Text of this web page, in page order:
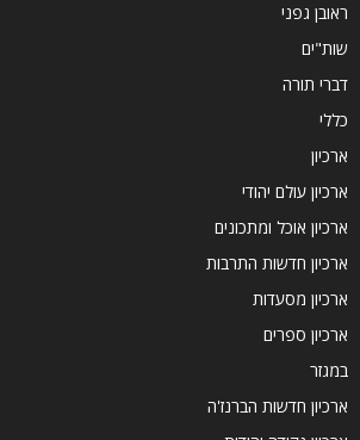
ראובן גפני
שות"ים
דברי תורה
כללי
ארכיון
ארכיון עולם יהודי
ארכיון אוכל ומתכונים
ארכיון חדשות התרבות
ארכיון מסעדות
ארכיון ספרים
במגזר
ארכיון חדשות הברנז'ה